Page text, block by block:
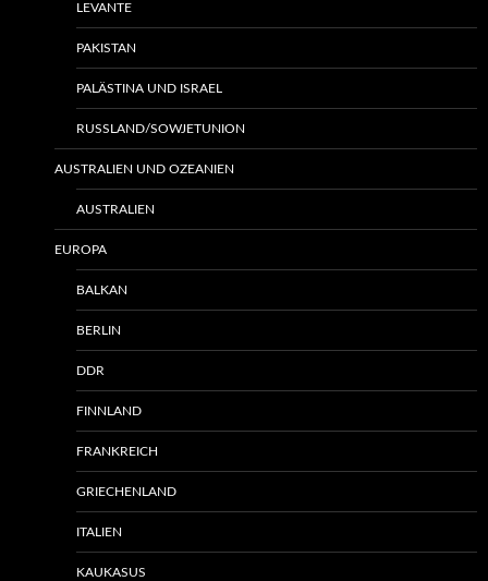
LEVANTE
PAKISTAN
PALÄSTINA UND ISRAEL
RUSSLAND/SOWJETUNION
AUSTRALIEN UND OZEANIEN
AUSTRALIEN
EUROPA
BALKAN
BERLIN
DDR
FINNLAND
FRANKREICH
GRIECHENLAND
ITALIEN
KAUKASUS